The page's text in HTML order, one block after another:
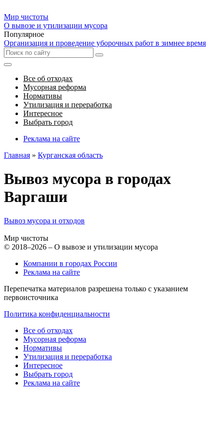
Мир чистоты
О вывозе и утилизации мусора
Популярное
Организация и проведение уборочных работ в зимнее время
Все об отходах
Мусорная реформа
Нормативы
Утилизация и переработка
Интересное
Выбрать город
Реклама на сайте
Главная » Курганская область
Вывоз мусора в городах
Варгаши
Вывоз мусора и отходов
Мир чистоты
© 2018–2026 – О вывозе и утилизации мусора
Компании в городах России
Реклама на сайте
Перепечатка материалов разрешена только с указанием
первоисточника
Политика конфиденциальности
Все об отходах
Мусорная реформа
Нормативы
Утилизация и переработка
Интересное
Выбрать город
Реклама на сайте